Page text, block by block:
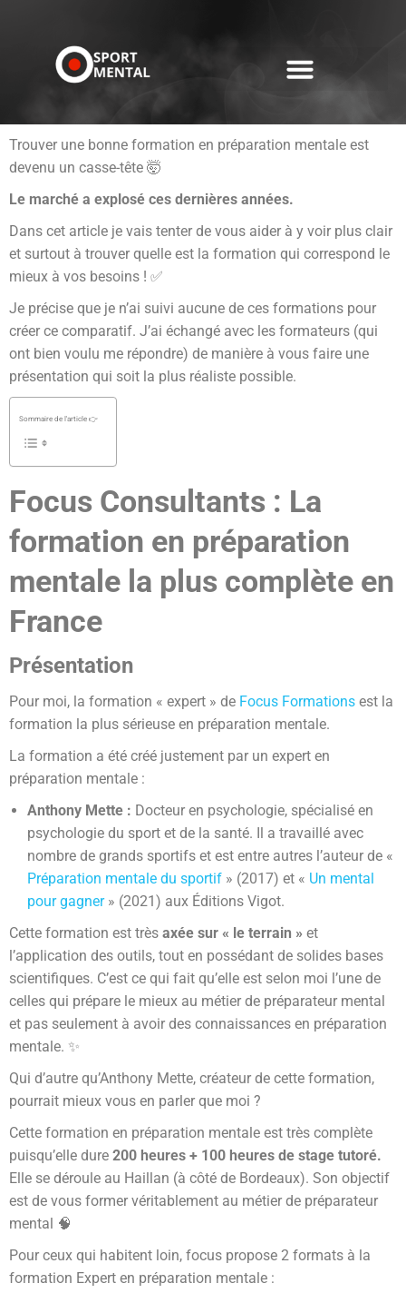
Trouver une bonne formation en préparation mentale est
devenu un casse-tête 🤯
Le marché a explosé ces dernières années.
Dans cet article je vais tenter de vous aider à y voir plus clair
et surtout à trouver quelle est la formation qui correspond le
mieux à vos besoins ! ✅
Je précise que je n’ai suivi aucune de ces formations pour
créer ce comparatif. J’ai échangé avec les formateurs (qui
ont bien voulu me répondre) de manière à vous faire une
présentation qui soit la plus réaliste possible.
Sommaire de l'article 👉
Focus Consultants : La
formation en préparation
mentale la plus complète en
France
Présentation
Pour moi, la formation « expert » de Focus Formations est la
formation la plus sérieuse en préparation mentale.
La formation a été créé justement par un expert en
préparation mentale :
Anthony Mette : Docteur en psychologie, spécialisé en
psychologie du sport et de la santé. Il a travaillé avec
nombre de grands sportifs et est entre autres l’auteur de «
Préparation mentale du sportif » (2017) et « Un mental
pour gagner» (2021) aux Éditions Vigot.
Cette formation est très axée sur « le terrain » et
l’application des outils, tout en possédant de solides bases
scientifiques. C’est ce qui fait qu’elle est selon moi l’une de
celles qui prépare le mieux au métier de préparateur mental
et pas seulement à avoir des connaissances en préparation
mentale. ✨
Qui d’autre qu’Anthony Mette, créateur de cette formation,
pourrait mieux vous en parler que moi ?
Cette formation en préparation mentale est très complète
puisqu’elle dure 200 heures + 100 heures de stage tutoré.
Elle se déroule au Haillan (à côté de Bordeaux). Son objectif
est de vous former véritablement au métier de préparateur
mental 🧠
Pour ceux qui habitent loin, focus propose 2 formats à la
formation Expert en préparation mentale :